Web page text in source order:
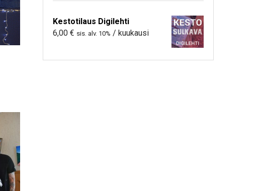
Kestotilaus Digilehti
6,00 € sis. alv. 10% / kuukausi